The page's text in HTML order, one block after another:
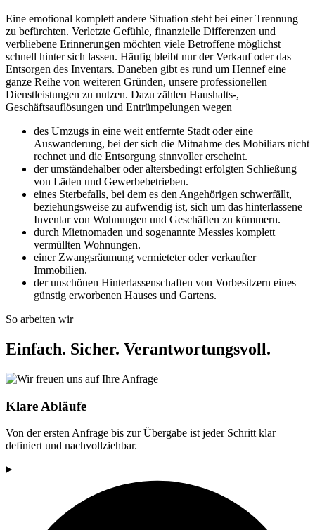
Eine emotional komplett andere Situation steht bei einer Trennung
zu befürchten. Verletzte Gefühle, finanzielle Differenzen und
verbliebene Erinnerungen möchten viele Betroffene möglichst
schnell hinter sich lassen. Häufig bleibt nur der Verkauf oder das
Entsorgen des Inventars. Daneben gibt es rund um Hennef eine
ganze Reihe von weiteren Gründen, unsere professionellen
Dienstleistungen zu nutzen. Dazu zählen Haushalts-,
Geschäftsauflösungen und Entrümpelungen wegen
des Umzugs in eine weit entfernte Stadt oder eine
Auswanderung, bei der sich die Mitnahme des Mobiliars nicht
rechnet und die Entsorgung sinnvoller erscheint.
der umständehalber oder altersbedingt erfolgten Schließung
von Läden und Gewerbebetrieben.
eines Sterbefalls, bei dem es den Angehörigen schwerfällt,
beziehungsweise zu aufwendig ist, sich um das hinterlassene
Inventar von Wohnungen und Geschäften zu kümmern.
durch Mietnomaden und sogenannte Messies komplett
vermüllten Wohnungen.
einer Zwangsräumung vermieteter oder verkaufter
Immobilien.
der unschönen Hinterlassenschaften von Vorbesitzern eines
günstig erworbenen Hauses und Gartens.
So arbeiten wir
Einfach. Sicher. Verantwortungsvoll.
Klare Abläufe
Von der ersten Anfrage bis zur Übergabe ist jeder Schritt klar
definiert und nachvollziehbar.